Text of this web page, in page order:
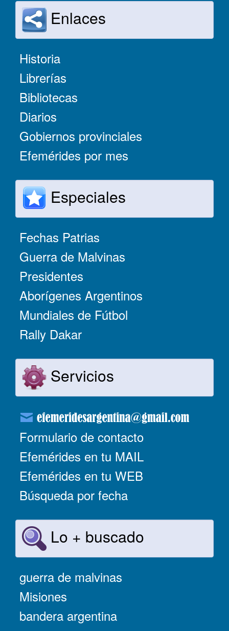
Enlaces
Historia
Librerías
Bibliotecas
Diarios
Gobiernos provinciales
Efemérides por mes
Especiales
Fechas Patrias
Guerra de Malvinas
Presidentes
Aborígenes Argentinos
Mundiales de Fútbol
Rally Dakar
Servicios
Formulario de contacto
Efemérides en tu MAIL
Efemérides en tu WEB
Búsqueda por fecha
Lo + buscado
guerra de malvinas
Misiones
bandera argentina